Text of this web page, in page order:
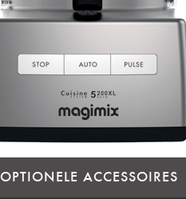
OPTIONELE ACCESSOIRES